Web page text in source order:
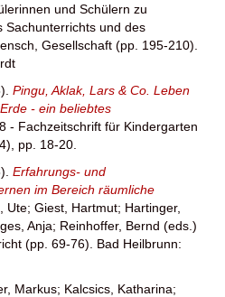
und Schülern zu
Sachunterrichts und des
Gesellschaft (pp. 195-210).
Pingu, Aklak, Lars & Co. Leben
- ein beliebtes
- Fachzeitschrift für Kindergarten
pp. 18-20.
Erfahrungs- und
im Bereich räumliche
Ute; Giest, Hartmut; Hartinger,
Anja; Reinhoffer, Bernd (eds.)
(pp. 69-76). Bad Heilbrunn:
Markus; Kalcsics, Katharina;